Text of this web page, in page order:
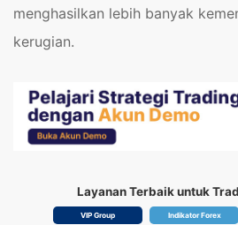
menghasilkan lebih banyak
kerugian.
Layanan Terbaik untuk
VIP Group Indikator Forex